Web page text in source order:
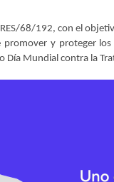
68/192, con el
y proteger los
Día Mundial contra la